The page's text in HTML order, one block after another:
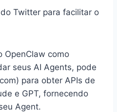
Twitter para facilitar o
OpenClaw como
seus AI Agents, pode
para obter APIs de
e GPT, fornecendo
Agent.